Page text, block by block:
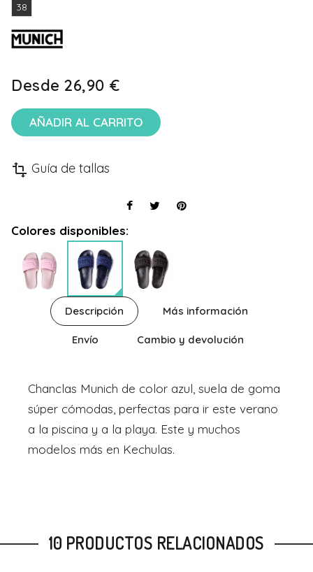
38
Desde 26,90 €
AÑADIR AL CARRITO
transform Guía de tallas
Colores disponibles:
Descripción Más información
Envío Cambio y devolución
Chanclas Munich de color azul, suela de goma
súper cómodas, perfectas para ir este verano
a la piscina y a la playa. Este y muchos
modelos más en Kechulas.
10 PRODUCTOS RELACIONADOS